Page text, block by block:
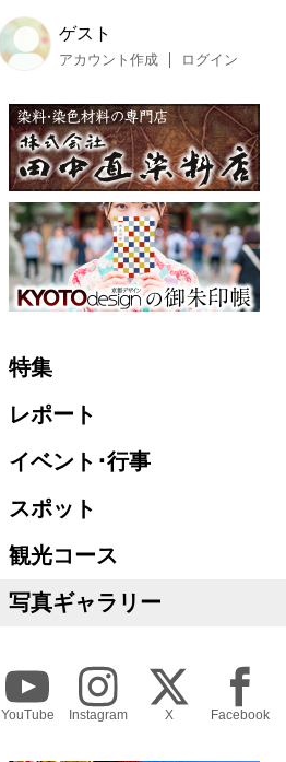
ゲスト
アカウント作成 ログイン
特集
レポート
イベント･行事
スポット
観光コース
写真ギャラリー
YouTube Instagram X Facebook